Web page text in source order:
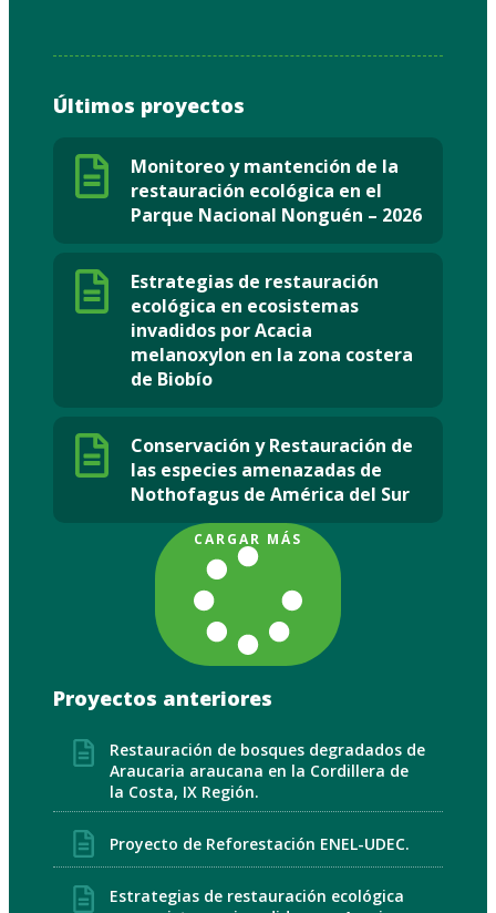
Últimos proyectos
Monitoreo y mantención de la
restauración ecológica en el
Parque Nacional Nonguén – 2026
Estrategias de restauración
ecológica en ecosistemas
invadidos por Acacia
melanoxylon en la zona costera
de Biobío
Conservación y Restauración de
las especies amenazadas de
Nothofagus de América del Sur
CARGAR MÁS
Proyectos anteriores
Restauración de bosques degradados de
Araucaria araucana en la Cordillera de
la Costa, IX Región.
Proyecto de Reforestación ENEL-UDEC.
Estrategias de restauración ecológica